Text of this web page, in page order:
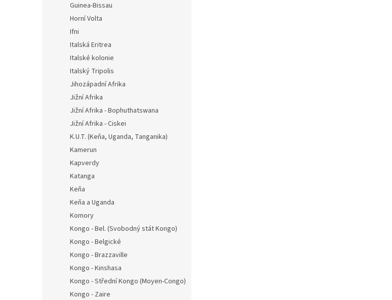
Guinea-Bissau
Horní Volta
Ifni
Italská Eritrea
Italské kolonie
Italský Tripolis
Jihozápadní Afrika
Jižní Afrika
Jižní Afrika - Bophuthatswana
Jižní Afrika - Ciskei
K.U.T. (Keňa, Uganda, Tanganika)
Kamerun
Kapverdy
Katanga
Keňa
Keňa a Uganda
Komory
Kongo - Bel. (Svobodný stát Kongo)
Kongo - Belgické
Kongo - Brazzaville
Kongo - Kinshasa
Kongo - Střední Kongo (Moyen-Congo)
Kongo - Zaire